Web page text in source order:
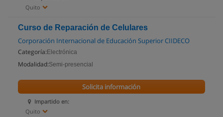
Quito
Curso de Reparación de Celulares
Corporación Internacional de Educación Superior CIIDECO
Categoría: Electrónica
Modalidad:Semi-presencial
Impartido en:
Quito
Solicita información